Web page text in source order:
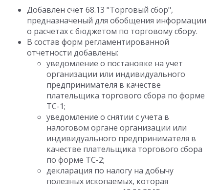
Добавлен счет 68.13 "Торговый сбор",
предназначеный для обобщения информации
о расчетах с бюджетом по торговому сбору.
В состав форм регламентированной
отчетности добавлены:
уведомление о постановке на учет
организации или индивидуального
предпринимателя в качестве
плательщика торгового сбора по форме
ТС-1;
уведомление о снятии с учета в
налоговом органе организации или
индивидуального предпринимателя в
качестве плательщика торгового сбора
по форме ТС-2;
декларация по налогу на добычу
полезных ископаемых, которая